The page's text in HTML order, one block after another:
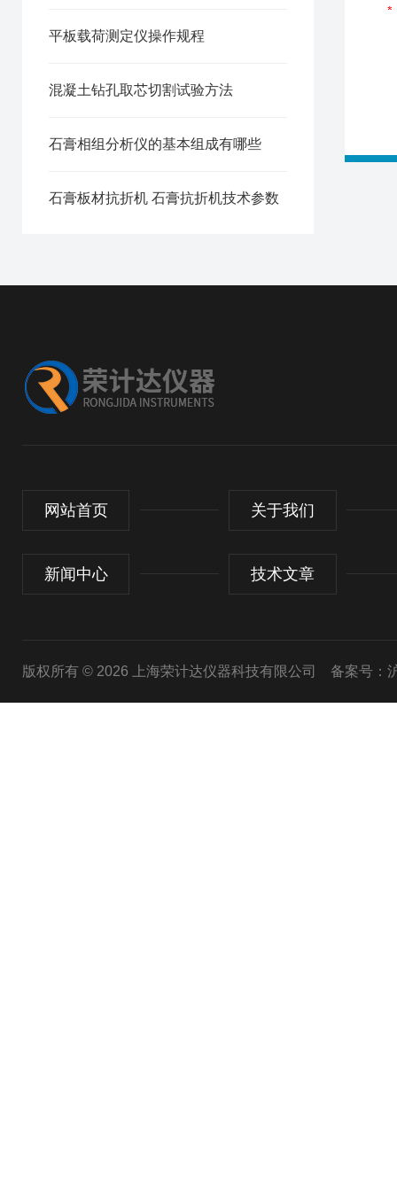
平板载荷测定仪操作规程
混凝土钻孔取芯切割试验方法
石膏相组分析仪的基本组成有哪些
石膏板材抗折机 石膏抗折机技术参数
网站首页 关于我们
新闻中心 技术文章
版权所有 © 2026 上海荣计达仪器科技有限公司 备案号：